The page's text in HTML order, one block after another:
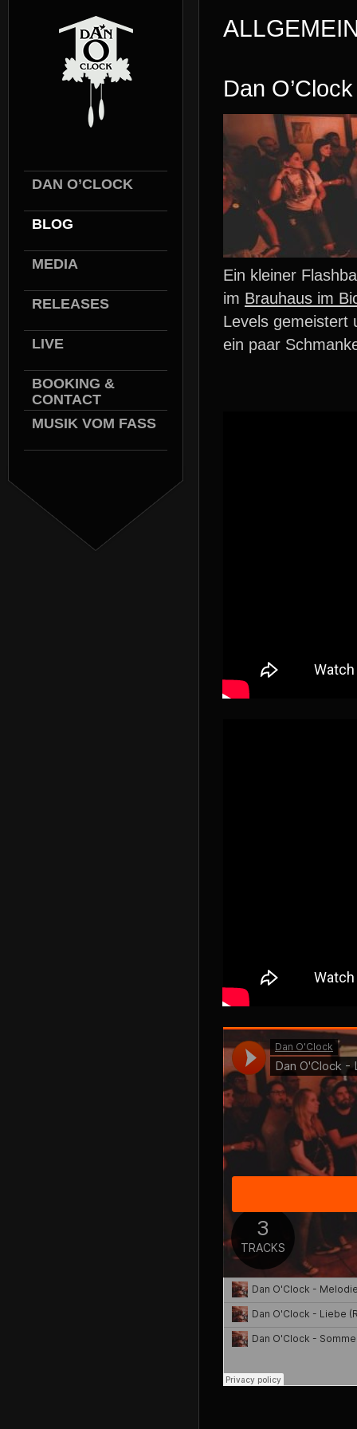
DAN O’CLOCK
BLOG
MEDIA
RELEASES
LIVE
BOOKING &
CONTACT
MUSIK VOM FASS
Dan
Ein kleiner
im Brauhaus im
Levels gemeistert
ein paar